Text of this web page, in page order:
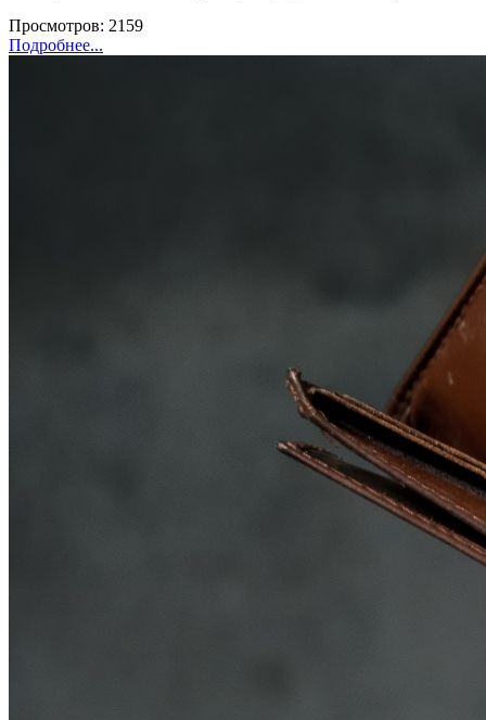
Просмотров: 2159
Подробнее...